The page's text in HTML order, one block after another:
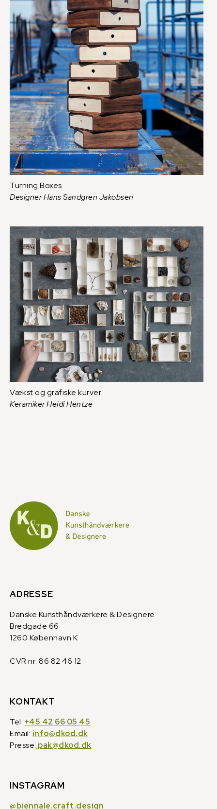
Turning Boxes
Designer Hans Sandgren Jakobsen
Vækst og grafiske kurver
Keramiker Heidi Hentze
ADRESSE
Danske Kunsthåndværkere & Designere
Bredgade 66
1260 København K
CVR nr: 86 82 46 12
KONTAKT
Tel: +45 42 66 05 45
Email: info@dkod.dk
Presse: pak@dkod.dk
INSTAGRAM
@biennale.craft.design